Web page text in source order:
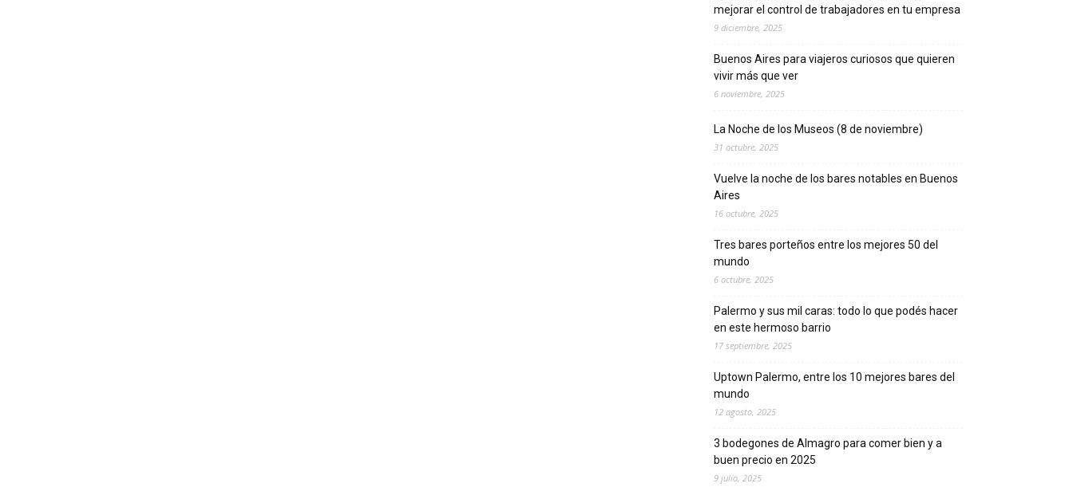
mejorar el control de trabajadores en tu empresa
9 diciembre, 2025
Buenos Aires para viajeros curiosos que quieren
vivir más que ver
6 noviembre, 2025
La Noche de los Museos (8 de noviembre)
31 octubre, 2025
Vuelve la noche de los bares notables en Buenos
Aires
16 octubre, 2025
Tres bares porteños entre los mejores 50 del
mundo
6 octubre, 2025
Palermo y sus mil caras: todo lo que podés hacer
en este hermoso barrio
17 septiembre, 2025
Uptown Palermo, entre los 10 mejores bares del
mundo
12 agosto, 2025
3 bodegones de Almagro para comer bien y a
buen precio en 2025
9 julio, 2025